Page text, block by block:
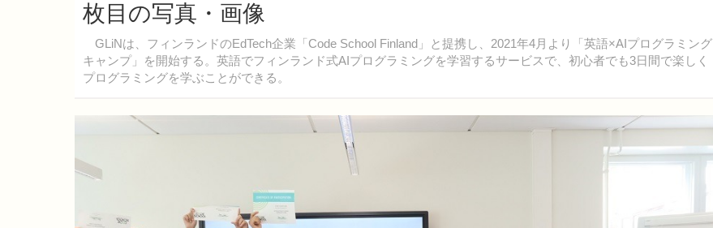
枚目の写真・画像
GLiNは、フィンランドのEdTech企業「Code School Finland」と提携し、2021年4月より「英語×AIプログラミング
キャンプ」を開始する。英語でフィンランド式AIプログラミングを学習するサービスで、初心者でも3日間で楽しく
プログラミングを学ぶことができる。